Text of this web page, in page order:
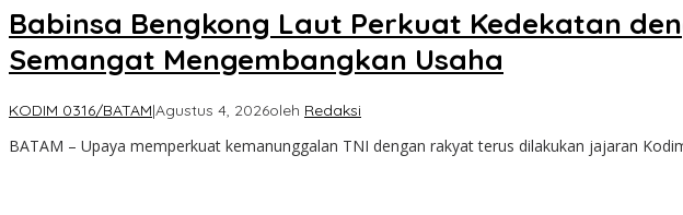
Babinsa Bengkong Laut Perkuat Kedekatan
Semangat Mengembangkan Usaha
KODIM 0316/BATAM|Agustus 4, 2026oleh Redaksi
BATAM – Upaya memperkuat kemanunggalan TNI dengan rakyat terus dilakukan jajaran